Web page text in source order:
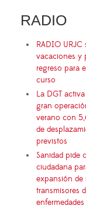
RADIO
RADIO URJC
vacaciones y
regreso para
curso
La DGT
gran
verano con
de
previstos
Sanidad pide
ciudadana
expansión de
transmisores
enfermedades